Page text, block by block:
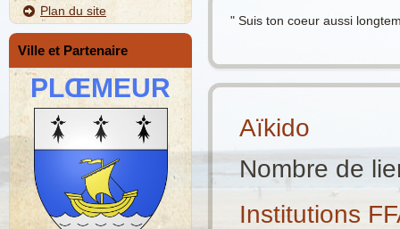
Plan du site
Ville et Partenaire
PLŒMEUR
" Suis ton coeur aussi
Aïkido
Nombre de
Institutions